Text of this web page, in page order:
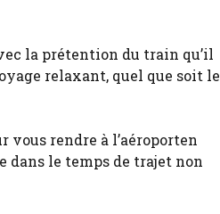
la prétention du train qu’il
relaxant, quel que soit le
vous rendre à l’aéroporten
dans le temps de trajet non